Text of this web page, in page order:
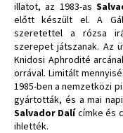
illatot, az 1983-as
előtt készült el. A
szeretettel a rózsa
szerepet játszanak. Az
Knidosi Aphrodité
orrával. Limitált
1985-ben a nemzetközi
gyártották, és a mai
Salvador Dalícímke és
ihlették.